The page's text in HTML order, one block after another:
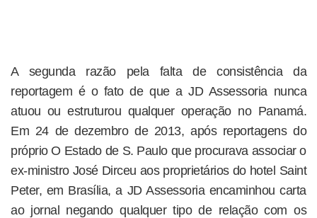
A segunda razão pela falta de consistência da
reportagem é o fato de que a JD Assessoria nunca
atuou ou estruturou qualquer operação no Panamá.
Em 24 de dezembro de 2013, após reportagens do
próprio O Estado de S. Paulo que procurava associar o
ex-ministro José Dirceu aos proprietários do hotel Saint
Peter, em Brasília, a JD Assessoria encaminhou carta
ao jornal negando qualquer tipo de relação com os